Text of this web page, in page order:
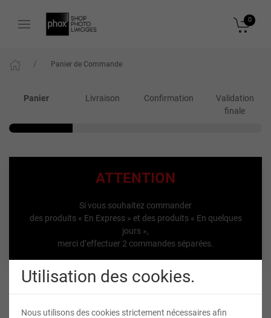
Utilisation des cookies.
Nous utilisons des cookies strictement nécessaires afin
0
Panier de Commande
Panier Livraison Confirmation
Validation
finale
ATTENTION
Si vous souhaitez commander
des produits « En Express » et des produits « En quelques
jours »,
merci d’effectuer 2 commandes séparées.